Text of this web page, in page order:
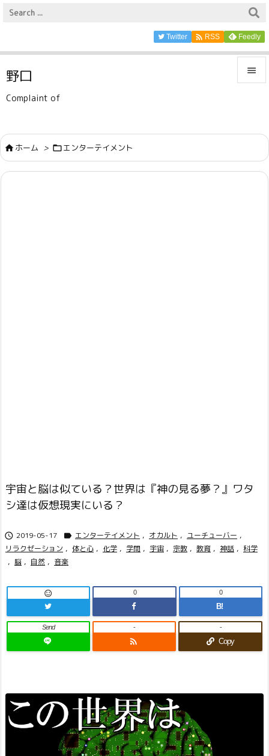

サイド

前へ
Twitter  RSS Feedly
野口
Complaint of
ホーム > エンターテイメント
宇宙と脳は似ている？世界は『神の見る夢？』ワタ
シ達は仮想現実にいる？
 2019-05-17  エンターテイメント , オカルト , ユーチューバー ,
リラクゼーション , 体と心 , 化学 , 学問 , 宇宙 , 宗教 , 教育 , 神話 , 科学
, 脳 , 自然 , 音楽
 0
B!
0
Send

-
Copy
-